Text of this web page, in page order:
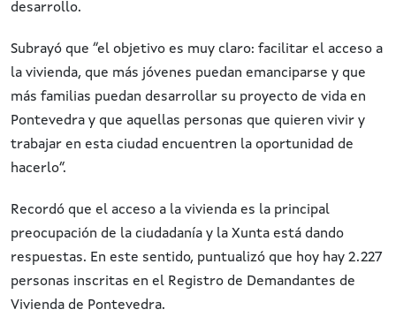
desarrollo.
Subrayó que “el objetivo es muy claro: facilitar el acceso a
la vivienda, que más jóvenes puedan emanciparse y que
más familias puedan desarrollar su proyecto de vida en
Pontevedra y que aquellas personas que quieren vivir y
trabajar en esta ciudad encuentren la oportunidad de
hacerlo”.
Recordó que el acceso a la vivienda es la principal
preocupación de la ciudadanía y la Xunta está dando
respuestas. En este sentido, puntualizó que hoy hay 2.227
personas inscritas en el Registro de Demandantes de
Vivienda de Pontevedra.